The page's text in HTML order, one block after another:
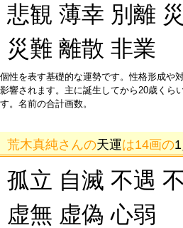
悲観 薄幸 別離
災難 離散 非業
個性を表す基礎的な運勢です。性格形成や
影響されます。主に誕生してから20歳くら
す。名前の合計画数。
荒木真純さんの天運は14画の
孤立 自滅 不遇
虚無 虚偽 心弱